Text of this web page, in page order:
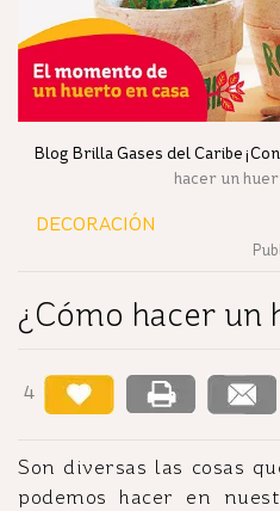
Blog Brilla Gases del Caribe
hacer un
DECORACIÓN
¿Cómo hacer un
4
Son diversas las cosas
podemos hacer en